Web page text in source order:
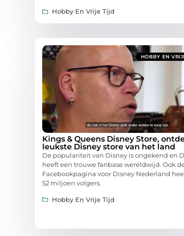
Hobby En Vrije Tijd
HOBBY EN
Kings & Queens Disney Store,
leukste Disney store van het land
De populariteit van Disney is ongekend en
heeft een trouwe fanbase wereldwijd. Ook
Facebookpagina voor Disney Nederland
52 miljoen volgers.
Hobby En Vrije Tijd